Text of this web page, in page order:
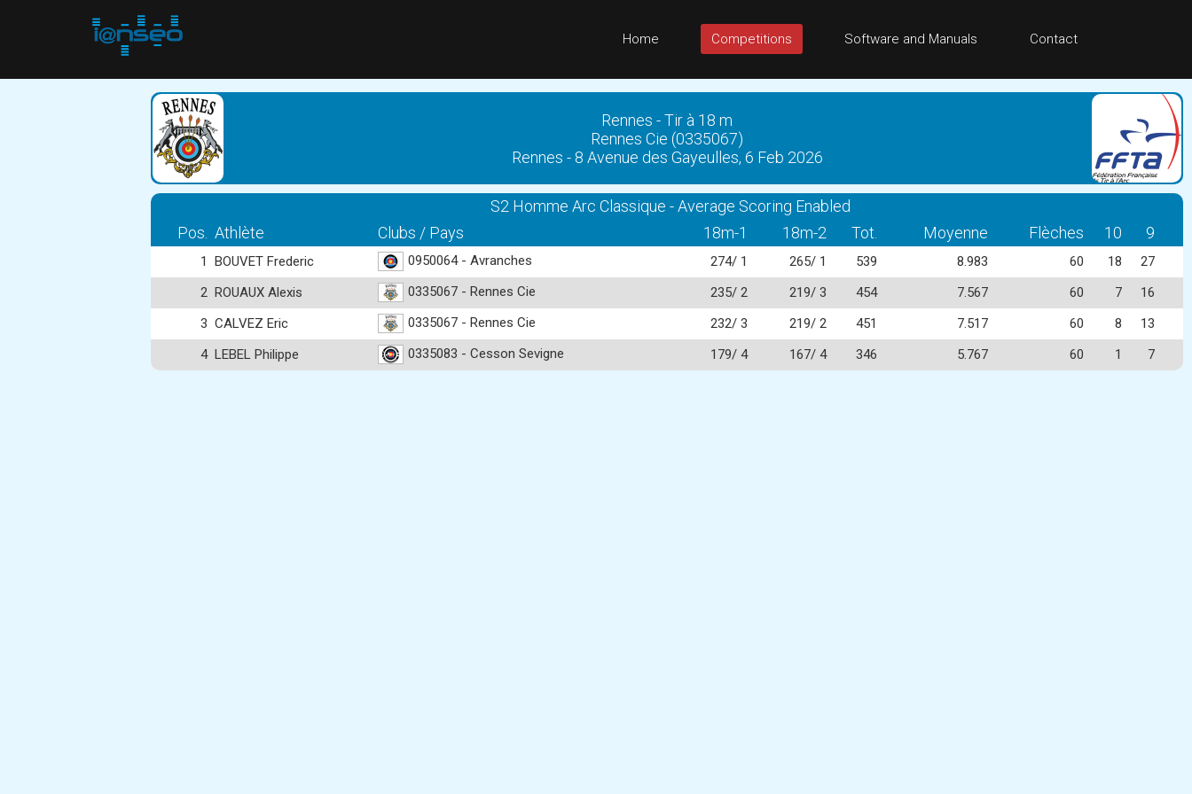
Home Competitions Software and Manuals Contact
Rennes - Tir à 18 m
Rennes Cie (0335067)
Rennes - 8 Avenue des Gayeulles, 6 Feb 2026
S2 Homme Arc Classique - Average Scoring Enabled
Pos. Athlète Clubs / Pays 18m-1 18m-2 Tot. Moyenne Flèches 10 9
1 BOUVET Frederic 0950064 - Avranches 274/ 1 265/ 1 539 8.983 60 18
27
2 ROUAUX Alexis 0335067 - Rennes Cie 235/ 2 219/ 3 454 7.567 60 7
16
3 CALVEZ Eric 0335067 - Rennes Cie 232/ 3 219/ 2 451 7.517 60 8
13
4 LEBEL Philippe 0335083 - Cesson Sevigne 179/ 4 167/ 4 346 5.767 60 1 7